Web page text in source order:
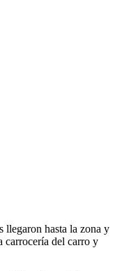
llegaron hasta la zona y
carrocería del carro y